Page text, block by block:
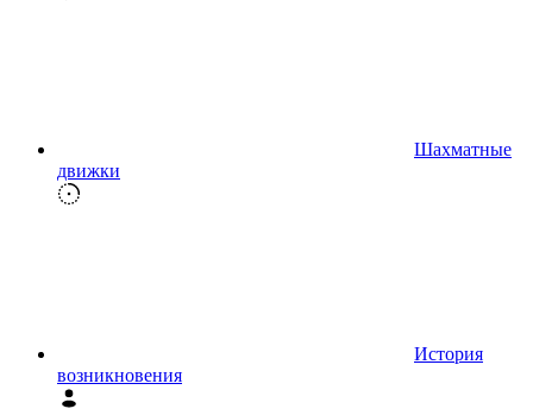
Шахматные
движки
История
возникновения